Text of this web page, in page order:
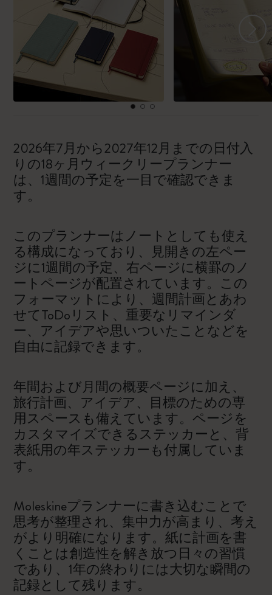
2026年7月から2027年12月までの日付入
りの18ヶ月ウィークリープランナー
は、1週間の予定を一目で確認できま
す。
このプランナーはノートとしても使え
る構成になっており、見開きの左ペー
ジに1週間の予定、右ページに横罫のノ
ートページが配置されています。この
フォーマットにより、週間計画とあわ
せてToDoリスト、重要なリマインダ
ー、アイデアや思いついたことなどを
自由に記録できます。
年間および月間の概要ページに加え、
旅行計画、アイデア、目標のための専
用スペースも備えています。ページを
カスタマイズできるステッカーと、背
表紙用の年ステッカーも付属していま
す。
Moleskineプランナーに書き込むことで
思考が整理され、集中力が高まり、考え
がより明確になります。紙に計画を書
くことは創造性を解き放つ日々の習慣
であり、1年の終わりには大切な瞬間の
記録として残ります。